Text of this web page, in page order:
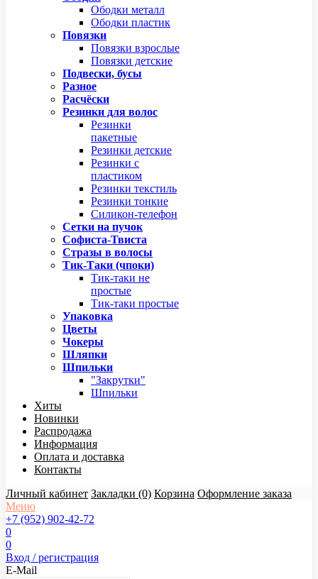
Ободки металл
Ободки пластик
Повязки
Повязки взрослые
Повязки детские
Подвески, бусы
Разное
Расчёски
Резинки для волос
Резинки
пакетные
Резинки детские
Резинки с
пластиком
Резинки текстиль
Резинки тонкие
Силикон-телефон
Сетки на пучок
Софиста-Твиста
Стразы в волосы
Тик-Таки (чпоки)
Тик-таки не
простые
Тик-таки простые
Упаковка
Цветы
Чокеры
Шляпки
Шпильки
"Закрутки"
Шпильки
Хиты
Новинки
Распродажа
Информация
Оплата и доставка
Контакты
Личный кабинет Закладки (0) Корзина Оформление заказа
Меню
+7 (952) 902-42-72
0
0
Вход / регистрация
E-Mail